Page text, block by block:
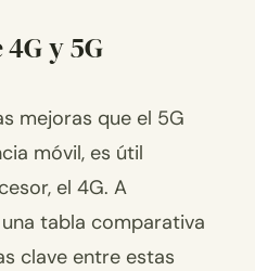
y 5G
mejoras que el 5G
móvil, es útil
el 4G. A
tabla comparativa
clave entre estas